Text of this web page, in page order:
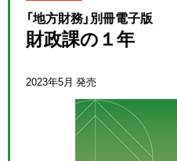
「地方財務」別冊電子版
財政課の１年
2023年5月 発売